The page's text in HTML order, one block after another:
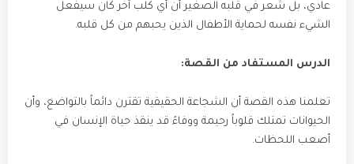
عادي، بل شعر في قلبه الصغير أن أي كلب آخر كان سيفعل
الشيء نفسه لحماية الأطفال الذين يحبهم من كل قلبه.
الدرس المستفاد من القصة:
تعلمنا هذه القصة أن الشجاعة الحقيقية تقترن دائماً بالتواضع، وأن
الحيوانات تمتلك قلوباً رحيمة ووفاءً قد ينقذ حياة الإنسان في
أصعب اللحظات.